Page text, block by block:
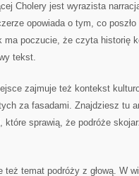
Cholery jest wyrazista
opowiada o tym, co
poczucie, że czyta historię
tekst.
zajmuje też kontekst
za fasadami. Znajdziesz tu
które sprawią, że podróże
też temat podróży z głową. W